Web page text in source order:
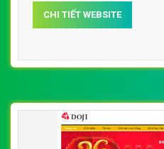
bạc đá quý bacngoctuancom
CHI TIẾT WEBSITE